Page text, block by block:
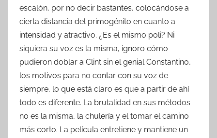
escalón, por no decir bastantes, colocándose a
cierta distancia del primogénito en cuanto a
intensidad y atractivo. ¿Es el mismo poli? Ni
siquiera su voz es la misma, ignoro cómo
pudieron doblar a Clint sin el genial Constantino,
los motivos para no contar con su voz de
siempre, lo que está claro es que a partir de ahí
todo es diferente. La brutalidad en sus métodos
no es la misma, la chulería y el tomar el camino
más corto. La película entretiene y mantiene un